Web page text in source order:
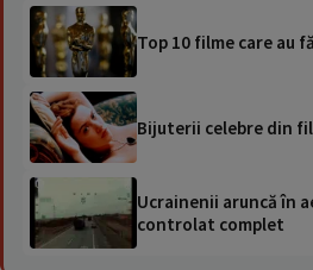
Top 10 filme care au
Bijuterii celebre din
Ucrainenii aruncă în
controlat complet